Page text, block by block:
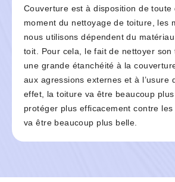
Couverture est à disposition de toute
moment du nettoyage de toiture, les
nous utilisons dépendent du
toit. Pour cela, le fait de nettoyer
une grande étanchéité à la
aux agressions externes et à l’usure
effet, la toiture va être beaucoup
protéger plus efficacement contre
va être beaucoup plus belle.